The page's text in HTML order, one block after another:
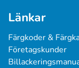
Länkar
Färgkoder &
Företagskunder